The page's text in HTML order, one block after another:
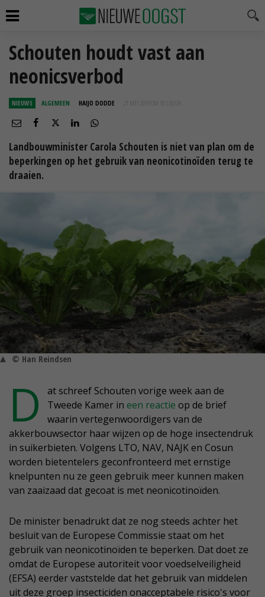
Schouten houdt vast aan
neonicsverbod
NIEUWS ALGEMEEN HAIJO DODDE 21 MEI 2019 OM 10:13
Landbouwminister Carola Schouten is niet van plan om de
beperkingen op het gebruik van neonicotinoïden terug te
draaien.
© Han Reindsen
D
at schreef Schouten vorige week aan de
Tweede Kamer in een reactie op de brief
waarin vertegenwoordigers van de
akkerbouwsector haar wijzen op de hoge insectendruk
in suikerbieten. Volgens LTO, NAV, NAJK en Cosun
worden bietentelers geconfronteerd met ernstige
knelpunten nu ze geen gebruik meer kunnen maken
van zaaizaad dat gecoat is met neonicotinoïden.
De minister benadrukt dat ze nog steeds achter het
besluit van de Europese Commissie staat om het
gebruik van neonicotinoïden te beperken. Dat doet ze
omdat de Europese autoriteit voor voedselveiligheid
(EFSA) eerder vaststelde dat het gebruik van middelen
uit deze groep insecticiden onacceptabele risico's voor